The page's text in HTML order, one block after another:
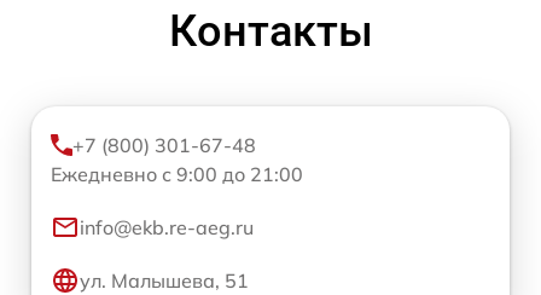
Контакты
+7 (800) 301-67-48
Ежедневно с 9:00 до 21:00
info@ekb.re-aeg.ru
ул. Малышева, 51